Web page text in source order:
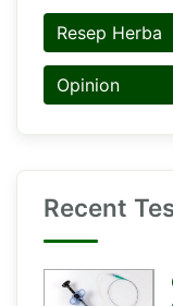
Resep Herba
Opinion
Recent